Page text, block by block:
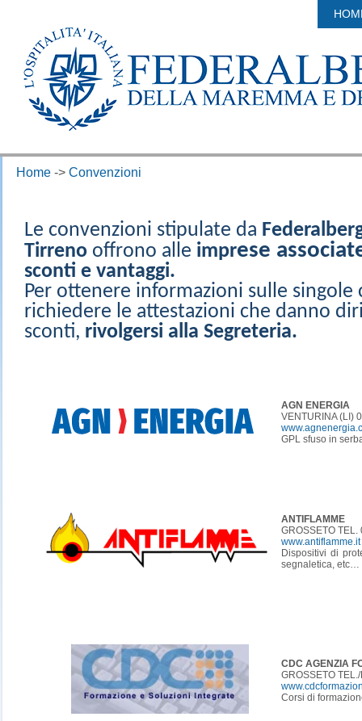
Home -> Convenzioni
Le convenzioni stipulate da
Tirreno offrono alle imprese
sconti e vantaggi.
Per ottenere informazioni sulle singole
richiedere le attestazioni che danno
sconti, rivolgersi alla Segreteria.
AGN ENERGIA
VENTURINA (LI)
GPL sfuso in
ANTIFLAMME
GROSSETO
www.antiflamme.it
Dispositivi di
segnaletica, etc…
CDC AGENZIA
GROSSETO
Corsi di